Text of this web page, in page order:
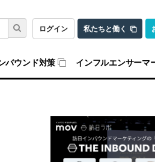
ログイン 私たちと働く
バウンド対策 インフルエンサーマ